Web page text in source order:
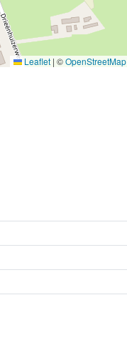
Leaflet | ©OpenStreetMap